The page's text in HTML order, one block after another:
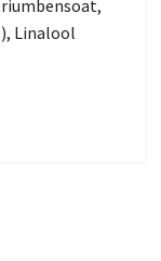
Linalool